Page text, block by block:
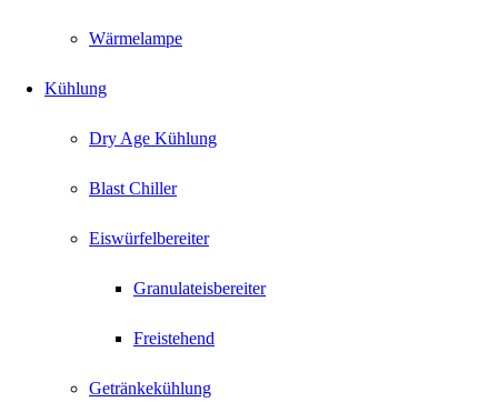
Wärmelampe
Kühlung
Dry Age Kühlung
Blast Chiller
Eiswürfelbereiter
Granulateisbereiter
Freistehend
Getränkekühlung